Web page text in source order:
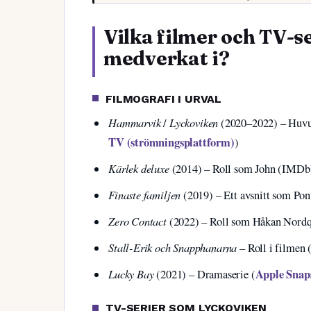
Vilka filmer och TV-
medverkat i?
FILMOGRAFI I URVAL
Hammarvik/ Lyckoviken(2020–2022) –
TV (strömningsplattform))
Kärlek deluxe(2014) – Roll som John
Finaste familjen(2019) – Ett avsnitt som
Zero Contact(2022) – Roll som Håkan
Stall-Erik och Snapphanarna– Roll i filmen
Lucky Bay(2021) – Dramaserie (Apple
TV-SERIER SOM LYCKOVIKEN